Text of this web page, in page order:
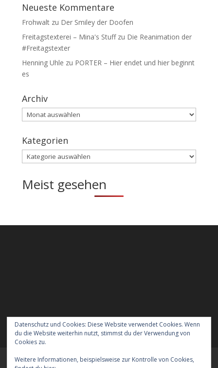
Neueste Kommentare
Frohwaltzu Der Smiley der Doofen
Freitagstexterei – Mina's Stuffzu Die Reanimation der
#Freitagstexter
Henning Uhle zu PORTER – Hier endet und hier beginnt
es
Archiv
Archiv
Kategorien
Kategorien
Meist gesehen
Datenschutz und Cookies: Diese Website verwendet Cookies. Wenn
du die Website weiterhin nutzt, stimmst du der Verwendung von
Cookies zu.
Weitere Informationen, beispielsweise zur Kontrolle von Cookies,
Meraner Höhenweg wandern mit Hund